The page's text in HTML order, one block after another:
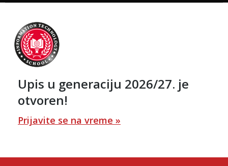
Upis u generaciju 2026/27. je
otvoren!
Prijavite se na vreme »